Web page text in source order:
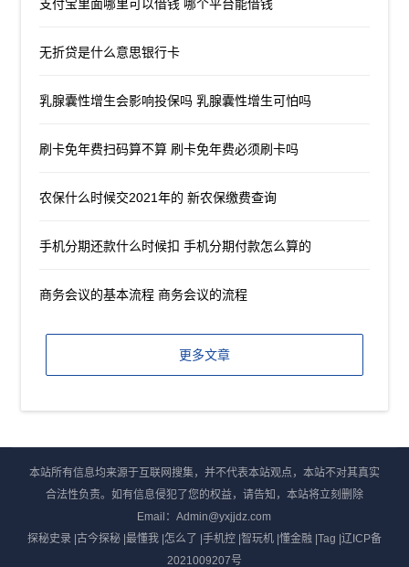
支付宝里面哪里可以借钱 哪个平台能借钱
无折贷是什么意思银行卡
乳腺囊性增生会影响投保吗 乳腺囊性增生可怕吗
刷卡免年费扫码算不算 刷卡免年费必须刷卡吗
农保什么时候交2021年的 新农保缴费查询
手机分期还款什么时候扣 手机分期付款怎么算的
商务会议的基本流程 商务会议的流程
更多文章
本站所有信息均来源于互联网搜集，并不代表本站观点，本站不对其真实
合法性负责。如有信息侵犯了您的权益，请告知，本站将立刻删除
Email：Admin@yxjjdz.com
探秘史录|古今探秘|最懂我|怎么了 |手机控|智玩机|懂金融 |Tag |辽ICP备
2021009207号